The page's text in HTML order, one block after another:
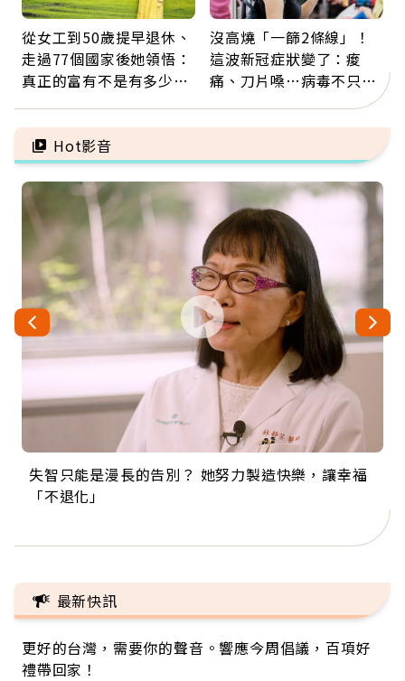
從女工到50歲提早退休、
走過77個國家後她領悟：
真正的富有不是有多少
自由
沒高燒「一篩2條線」！
這波新冠症狀變了：痠
痛、刀片嗓…病毒不只攻
肺，三高族恐引發全身血
管發炎
Hot影音
失智只能是漫長的告別？ 她努力製造快樂，讓幸福
「不退化」
來自剛果的巧克力神父 為台灣奉獻36年 「台灣是我
的家，我連作夢都講台語！」
63歲卸矽谷副總、搬回台灣找快樂！「蛋黃哥小
丑」走進安養院，逗樂上萬爺奶：退休後才開始真
104歲打破金氏世界紀錄 成為全球最年長羽球選
手，分享長壽的秘密原來是「這個」
事業巔峰他選擇追夢…黑手阿伯拉小提琴還登上小
巨蛋！連CNN都大讚！
最新快訊
更好的台灣，需要你的聲音。響應今周倡議，百項好
禮帶回家！